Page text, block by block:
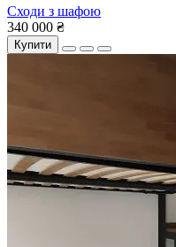
Сходи з шафою
340 000 ₴
Купити